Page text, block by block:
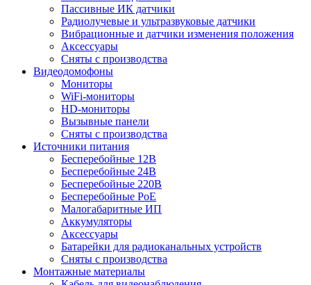
Пассивные ИК датчики
Радиолучевые и ультразвуковые датчики
Вибрационные и датчики изменения положения
Аксессуары
Сняты с производства
Видеодомофоны
Мониторы
WiFi-мониторы
HD-мониторы
Вызывные панели
Сняты с производства
Источники питания
Бесперебойные 12В
Бесперебойные 24В
Бесперебойные 220В
Бесперебойные PoE
Малогабаритные ИП
Аккумуляторы
Аксессуары
Батарейки для радиоканальных устройств
Сняты с производства
Монтажные материалы